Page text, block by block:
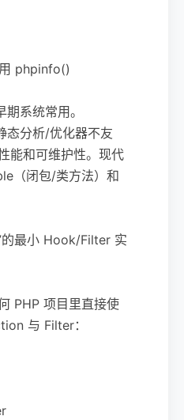
phpinfo()
系统常用。
态分析/优化器不友
能和可维护性。现代
（闭包/类方法）和
的最小 Hook/Filter 实
PHP 项目里直接使
与 Filter：